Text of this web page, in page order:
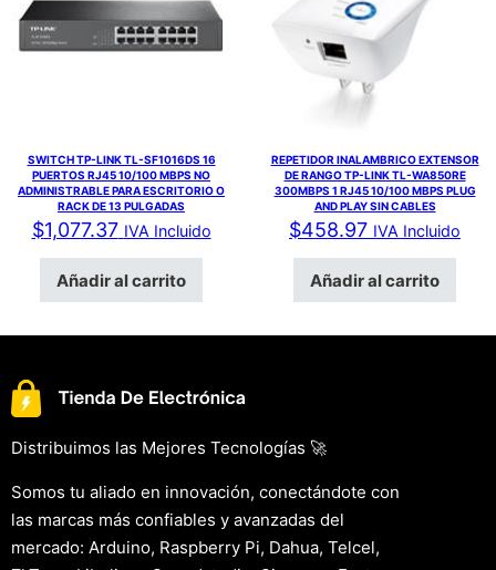
SWITCH TP-LINK TL-SF1016DS 16
PUERTOS RJ45 10/100 MBPS NO
ADMINISTRABLE PARA ESCRITORIO O
RACK DE 13 PULGADAS
$1,077.37 IVA Incluido
Añadir al carrito
REPETIDOR INALAMBRICO EXTENSOR
DE RANGO TP-LINK TL-WA850RE
300MBPS 1 RJ45 10/100 MBPS PLUG
AND PLAY SIN CABLES
$458.97 IVA Incluido
Añadir al carrito
Distribuimos las Mejores Tecnologías 🚀
Somos tu aliado en innovación, conectándote con
las marcas más confiables y avanzadas del
mercado: Arduino, Raspberry Pi, Dahua, Telcel,